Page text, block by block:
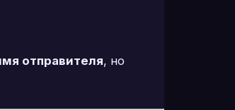
отправителя, но